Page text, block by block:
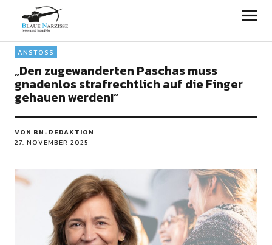
Blaue Narzisse
ANSTOSS
„Den zugewanderten Paschas muss
gnadenlos strafrechtlich auf die Finger
gehauen werden!“
VON BN-REDAKTION
27. NOVEMBER 2025